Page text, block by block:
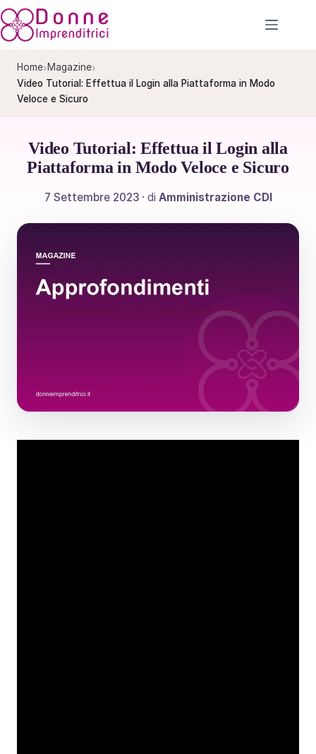
Salta
al
Home›Magazine›
Video Tutorial: Effettua il Login alla Piattaforma in Modo
Veloce e Sicuro
Video Tutorial: Effettua il Login alla
Piattaforma in Modo Veloce e Sicuro
7 Settembre 2023 · di Amministrazione CDI